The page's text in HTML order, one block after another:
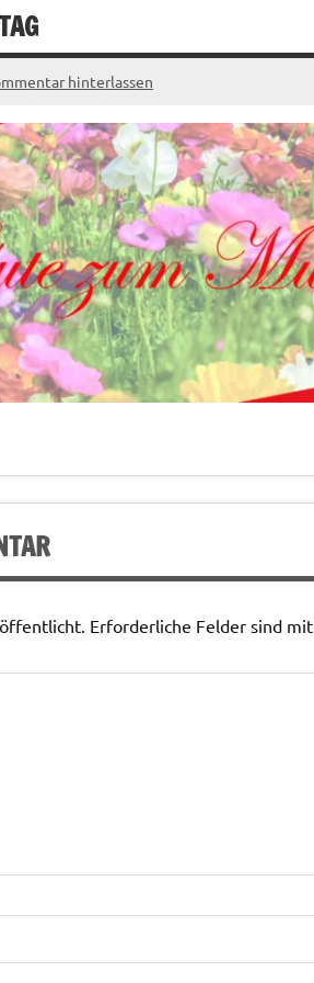
hinterlassen
Erforderliche Felder sind mit